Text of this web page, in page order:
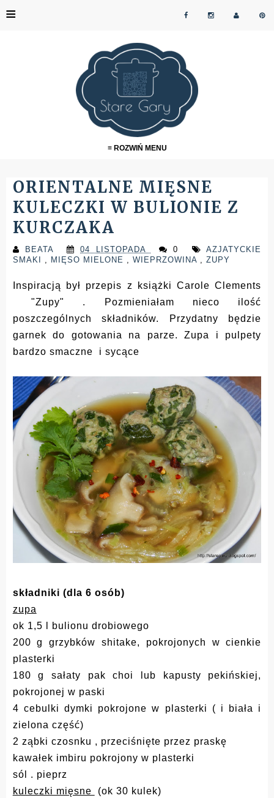
≡
≡ ROZWIŃ MENU
ORIENTALNE MIĘSNE
KULECZKI W BULIONIE Z
KURCZAKA
BEATA 04 LISTOPADA 0
AZJATYCKIE
SMAKI , MIĘSO MIELONE , WIEPRZOWINA , ZUPY
Inspiracją był przepis z książki Carole Clements
"Zupy" . Pozmieniałam nieco ilość
poszczególnych składników. Przydatny będzie
garnek do gotowania na parze. Zupa i pulpety
bardzo smaczne i sycące
składniki (dla 6 osób)
zupa
ok 1,5 l bulionu drobiowego
200 g grzybków shitake, pokrojonych w cienkie
plasterki
180 g sałaty pak choi lub kapusty pekińskiej,
pokrojonej w paski
4 cebulki dymki pokrojone w plasterki ( i biała i
zielona część)
2 ząbki czosnku , przeciśnięte przez praskę
kawałek imbiru pokrojony w plasterki
sól . pieprz
kuleczki mięsne
(ok 30 kulek)